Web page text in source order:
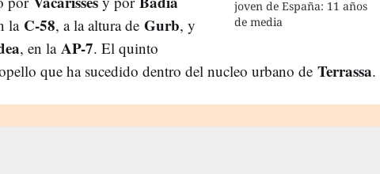
joven de España: 11 años
de media
la C-58, a la altura de Gurb, y
, en la AP-7. El quinto
que ha sucedido dentro del nucleo urbano de Terrassa.